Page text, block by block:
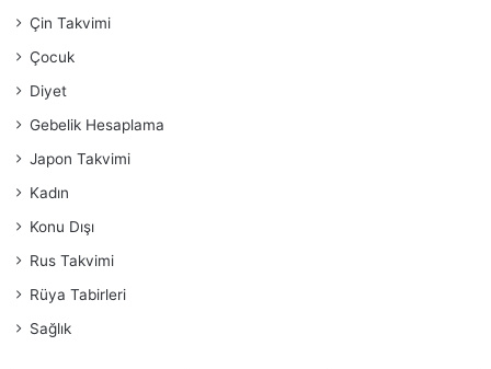
Çin Takvimi
Çocuk
Diyet
Gebelik Hesaplama
Japon Takvimi
Kadın
Konu Dışı
Rus Takvimi
Rüya Tabirleri
Sağlık